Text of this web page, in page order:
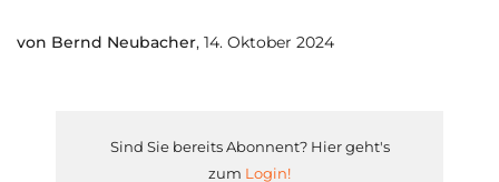
von Bernd Neubacher, 14. Oktober 2024
Sind Sie bereits Abonnent? Hier geht's
zum Login!